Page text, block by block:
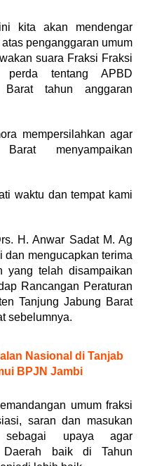
kita akan mendengar
penganggaran umum
suara Fraksi Fraksi
perda tentang APBD
Barat tahun anggaran
mempersilahkan agar
menyampaikan
waktu dan tempat kami
H. Anwar Sadat M. Ag
dan mengucapkan terima
yang telah disampaikan
Rancangan Peraturan
Tanjung Jabung Barat
sebelumnya.
Nasional di Tanjab
BPJN Jambi
umum fraksi
saran dan masukan
sebagai upaya agar
Daerah baik di Tahun